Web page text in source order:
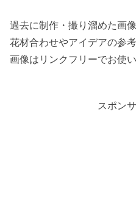
過去に制作・撮り溜めた画
花材合わせやアイデアの参
画像はリンクフリーでお使
スポン